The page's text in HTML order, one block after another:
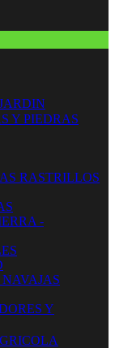
Y PIEDRAS
RASTRILLOS
-
Y